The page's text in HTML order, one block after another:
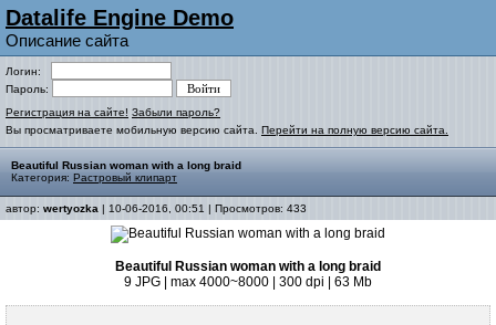
Datalife Engine Demo
Описание сайта
Логин:
Пароль:
Регистрация на сайте! Забыли пароль?
Вы просматриваете мобильную версию сайта. Перейти на полную версию сайта.
Beautiful Russian woman with a long braid
Категория: Растровый клипарт
автор: wertyozka | 10-06-2016, 00:51 | Просмотров: 433
Beautiful Russian woman with a long braid
9 JPG | max 4000~8000 | 300 dpi | 63 Mb